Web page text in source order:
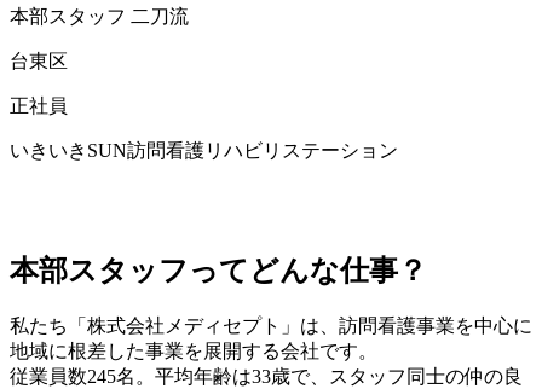
本部スタッフ 二刀流
台東区
正社員
いきいきSUN訪問看護リハビリステーション
本部スタッフってどんな仕事？
私たち「株式会社メディセプト」は、訪問看護事業を中心に
地域に根差した事業を展開する会社です。
従業員数245名。平均年齢は33歳で、スタッフ同士の仲の良